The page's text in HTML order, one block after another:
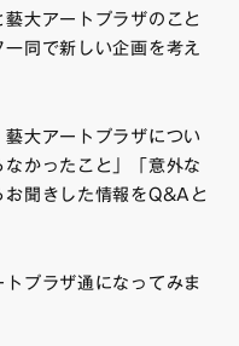
大アートプラザのこと
同で新しい企画を考え
大アートプラザについ
かったこと」「意外な
お聞きした情報をQ&Aと
プラザ通になってみま